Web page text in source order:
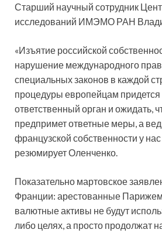
Старший научный сотрудник
исследований ИМЭМО РАН
«Изъятие российской
нарушение международного
специальных законов в каждой
процедуры европейцам придется
ответственный орган и ожидать,
предпримет ответные меры, а
французской собственности у
резюмирует Оленченко.
Показательно мартовское
Франции: арестованные
валютные активы не будут
либо целях, а просто продолжат